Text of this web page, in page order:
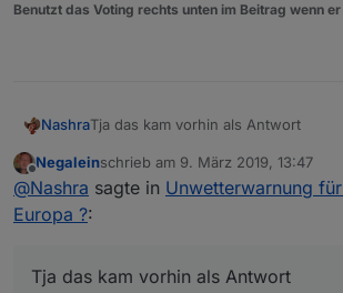
Benutzt das Voting rechts unten im Beitrag wenn
NashraTja das kam vorhin als Antwort
Spoiler
Offline
Negaleinschrieb am 9. März 2019, 13:47
zuletzt editiert von
@Nashra sagte in Unwetterwarnung
Europa ?:
Tja das kam vorhin als Antwort